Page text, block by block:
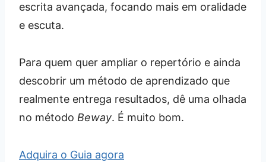
escrita avançada, focando mais em oralidade
e escuta.
Para quem quer ampliar o repertório e ainda
descobrir um método de aprendizado que
realmente entrega resultados, dê uma olhada
no método Beway. É muito bom.
Adquira o Guia agora